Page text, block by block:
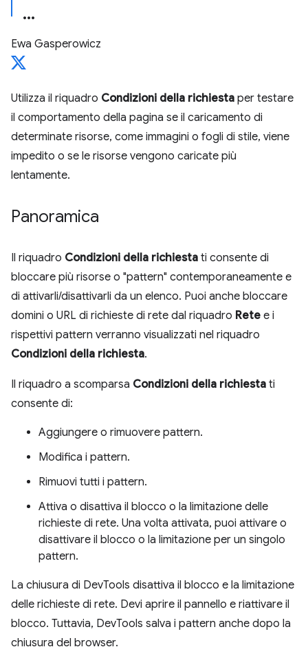
Ewa Gasperowicz
Utilizza il riquadro Condizioni della richiesta per testare
il comportamento della pagina se il caricamento di
determinate risorse, come immagini o fogli di stile, viene
impedito o se le risorse vengono caricate più
lentamente.
Panoramica
Il riquadro Condizioni della richiesta ti consente di
bloccare più risorse o "pattern" contemporaneamente e
di attivarli/disattivarli da un elenco. Puoi anche bloccare
domini o URL di richieste di rete dal riquadro Rete e i
rispettivi pattern verranno visualizzati nel riquadro
Condizioni della richiesta.
Il riquadro a scomparsa Condizioni della richiesta ti
consente di:
Aggiungere o rimuovere pattern.
Modifica i pattern.
Rimuovi tutti i pattern.
Attiva o disattiva il blocco o la limitazione delle
richieste di rete. Una volta attivata, puoi attivare o
disattivare il blocco o la limitazione per un singolo
pattern.
La chiusura di DevTools disattiva il blocco e la limitazione
delle richieste di rete. Devi aprire il pannello e riattivare il
blocco. Tuttavia, DevTools salva i pattern anche dopo la
chiusura del browser.